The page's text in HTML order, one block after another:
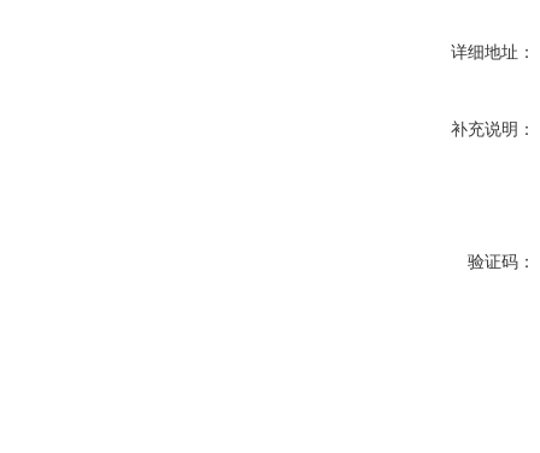
详细地址：
补充说明：
验证码：